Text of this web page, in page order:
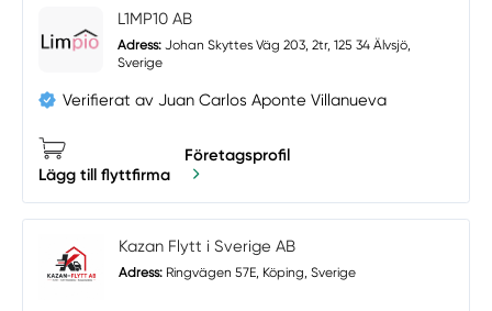
L1MP10 AB
Adress: Johan Skyttes Väg 203, 2tr, 125 34 Älvsjö,
Sverige
Verifierat av Juan Carlos Aponte Villanueva
Lägg till flyttfirma
Företagsprofil
Kazan Flytt i Sverige AB
Adress: Ringvägen 57E, Köping, Sverige